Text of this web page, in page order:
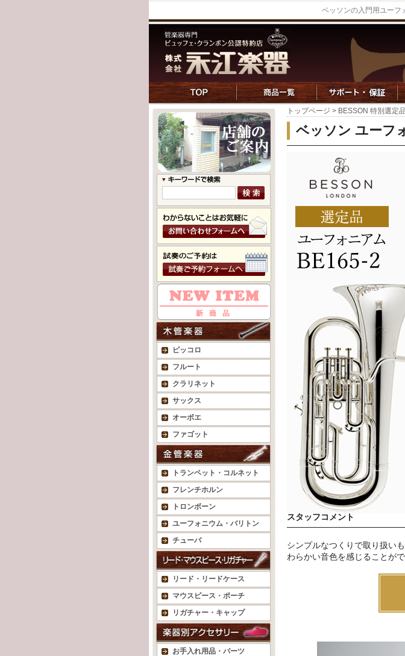
ベッソンの入門用ユーフ
ピッコロ
フルート
クラリネット
サックス
オーボエ
ファゴット
トランペット・コルネット
フレンチホルン
トロンボーン
ユーフォニウム・バリトン
チューバ
リード・リードケース
マウスピース・ポーチ
リガチャー・キャップ
お手入れ用品・パーツ
トップページ > BESSON 特別選定
ベッソン ユーフ
スタッフコメント
シンプルなつくりで取り扱い
わらかい音色を感じることが